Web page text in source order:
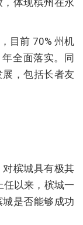
体现槟州在永
目前 70% 州机
全面落实。同
，包括长者友
槟城具有极其
以来，槟城一
是否能够成功